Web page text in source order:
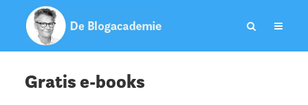
Gratis e-books